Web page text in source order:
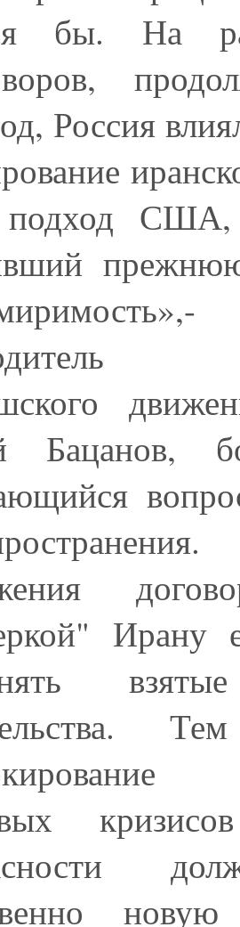
бы. На
Россия
США,
Бацанов,
Ирану